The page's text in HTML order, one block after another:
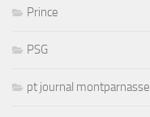
Prince
PSG
pt journal montparnasse